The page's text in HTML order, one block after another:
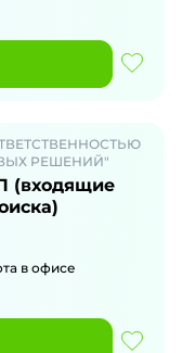
РЕШЕНИЙ"
(входящие
в офисе